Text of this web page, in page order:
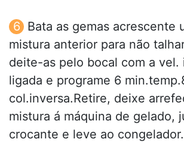
Bata as gemas acrescente
mistura anterior para não
deite-as pelo bocal com a vel.
ligada e programe 6
col.inversa.Retire, deixe
mistura á máquina de gelado,
crocante e leve ao congelador.